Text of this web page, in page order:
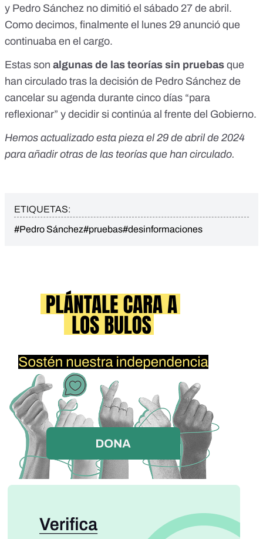
y Pedro Sánchez no dimitió el sábado 27 de abril.
Como decimos, finalmente el lunes 29 anunció que
continuaba en el cargo.
Estas son algunas de las teorías sin pruebas que
han circulado tras la decisión de Pedro Sánchez de
cancelar su agenda durante cinco días “para
reflexionar” y decidir si continúa al frente del Gobierno.
Hemos actualizado esta pieza el 29 de abril de 2024
para añadir otras de las teorías que han circulado.
ETIQUETAS:
#Pedro Sánchez#pruebas#desinformaciones